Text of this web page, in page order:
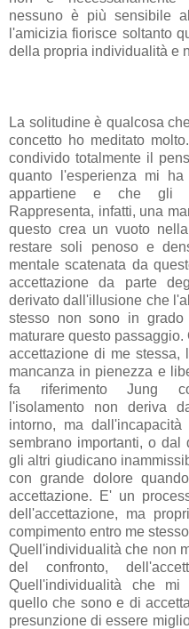
nessuno è più sensibile
l'amicizia fiorisce soltanto
della propria individualità e
La solitudine è qualcosa
concetto ho meditato
condivido totalmente il
quanto l'esperienza mi
appartiene e che gli
Rappresenta, infatti, una
questo crea un vuoto
restare soli penoso e
mentale scatenata da
accettazione da parte
derivato dall'illusione che
stesso non sono in
maturare questo
accettazione di me stessa,
mancanza in pienezza e
fa riferimento Jung
l'isolamento non deriva
intorno, ma
sembrano importanti, o
gli altri giudicano
con grande dolore
accettazione. E' un
dell'accettazione, ma
compimento entro me
Quell'individualità che non
del confronto,
Quell'individualità che
quello che sono e di
presunzione di essere